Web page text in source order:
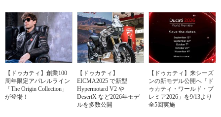
【ドゥカティ】創業100
周年限定アパレルライン
「The Origin Collection」
が登場！
【ドゥカティ】
EICMA2025 で新型
Hypermotard V2 や
DesertX など2026年モデ
ルを多数公開
【ドゥカティ】来シーズ
ンの新モデル公開へ「ド
ゥカティ・ワールド・プ
レミア2026」を9/13より
全5回実施